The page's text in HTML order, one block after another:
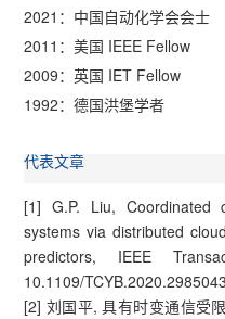
2021：中国自动化学会会士
2011：美国 IEEE Fellow
2009：英国 IET Fellow
1992：德国洪堡学者
代表文章
[1] G.P. Liu, Coordinated
systems via distributed
predictors, IEEE
10.1109/
[2] 刘国平, 具有时变通信受